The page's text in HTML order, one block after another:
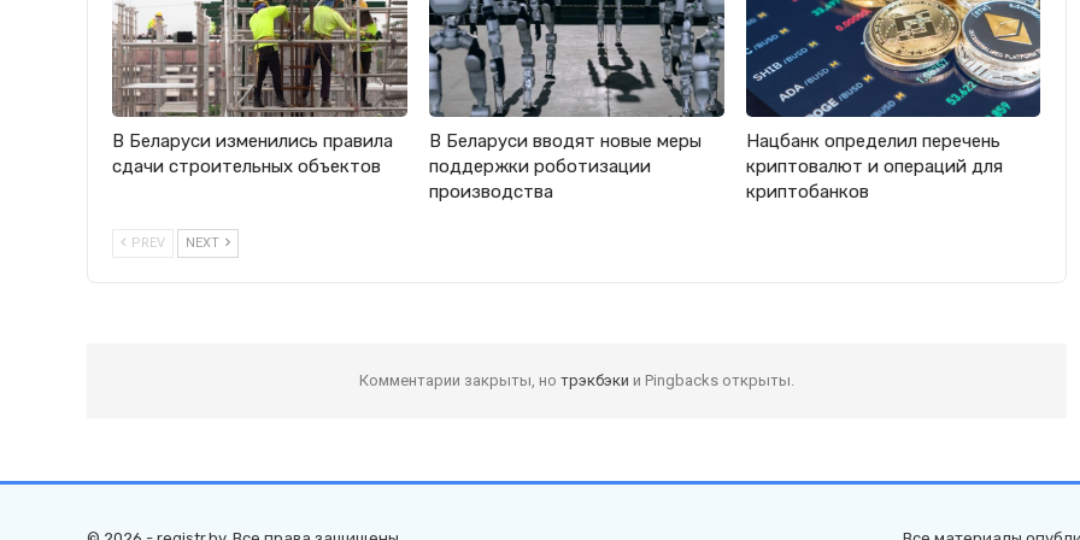
В Беларуси изменились правила
сдачи строительных объектов
В Беларуси вводят новые меры
поддержки роботизации
производства
Нацбанк определил перечень
криптовалют и операций для
криптобанков
PREV NEXT
Комментарии закрыты, но трэкбэки и Pingbacks открыты.